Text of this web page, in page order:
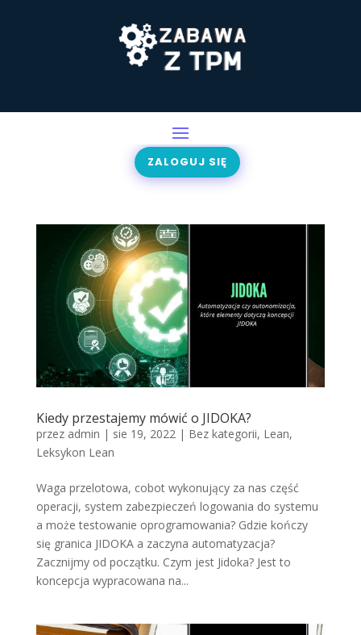
ZALOGUJ SIĘ
Kiedy przestajemy mówić o JIDOKA?
przez admin | sie 19, 2022 | Bez kategorii, Lean,
Leksykon Lean
Waga przelotowa, cobot wykonujący za nas część
operacji, system zabezpieczeń logowania do systemu
a może testowanie oprogramowania? Gdzie kończy
się granica JIDOKA a zaczyna automatyzacja?
Zacznijmy od początku. Czym jest Jidoka? Jest to
koncepcja wypracowana na...